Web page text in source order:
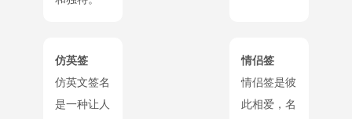
仿英签
仿英文签名
是一种让人
情侣签
情侣签是彼
此相爱，名